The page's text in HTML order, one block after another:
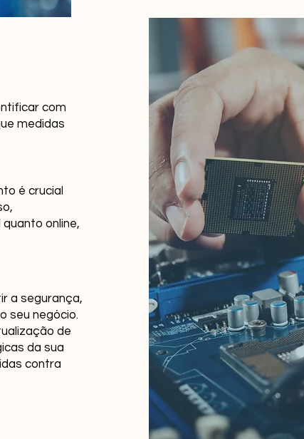
com
medidas
é crucial
online,
a segurança,
seu negócio.
de
da sua
contra